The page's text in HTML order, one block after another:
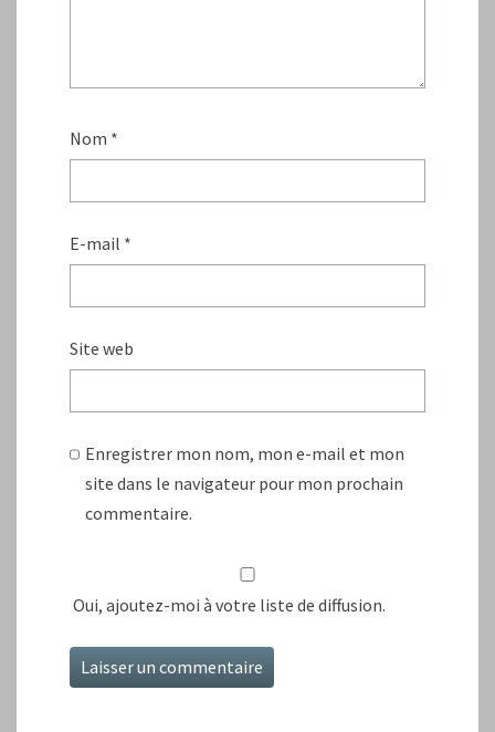
Nom *
E-mail *
Site web
Enregistrer mon nom, mon e-mail et mon
site dans le navigateur pour mon prochain
commentaire.
Oui, ajoutez-moi à votre liste de diffusion.